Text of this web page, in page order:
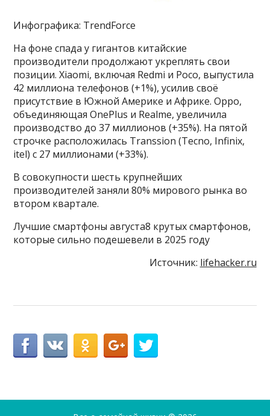
Инфографика: TrendForce
На фоне спада у гигантов китайские
производители продолжают укреплять свои
позиции. Xiaomi, включая Redmi и Poco, выпустила
42 миллиона телефонов (+1%), усилив своё
присутствие в Южной Америке и Африке. Oppo,
объединяющая OnePlus и Realme, увеличила
производство до 37 миллионов (+35%). На пятой
строчке расположилась Transsion (Tecno, Infinix,
itel) с 27 миллионами (+33%).
В совокупности шесть крупнейших
производителей заняли 80% мирового рынка во
втором квартале.
Лучшие смартфоны августа8 крутых смартфонов,
которые сильно подешевели в 2025 году
Источник: lifehacker.ru